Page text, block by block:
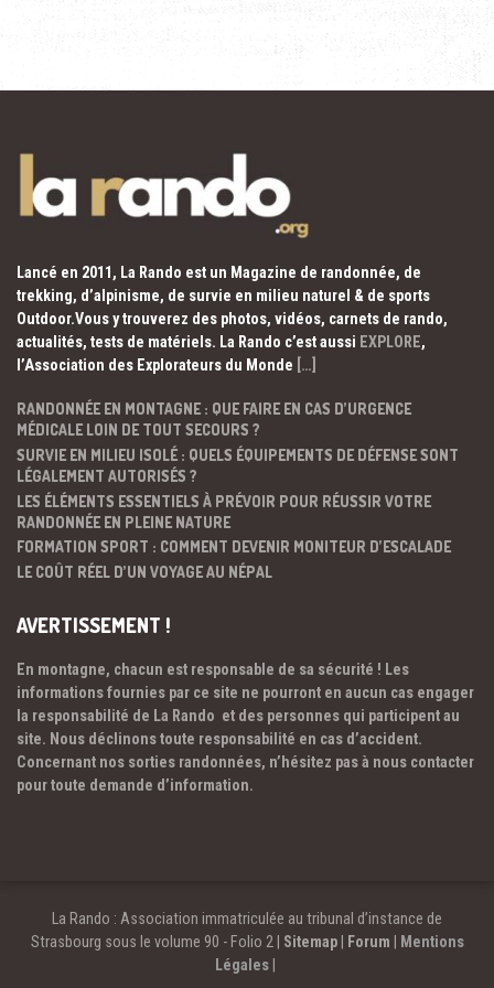
Lancé en 2011, La Rando est un Magazine de randonnée, de
trekking, d’alpinisme, de survie en milieu naturel & de sports
Outdoor.Vous y trouverez des photos, vidéos, carnets de rando,
actualités, tests de matériels. La Rando c’est aussi EXPLORE,
l’Association des Explorateurs du Monde […]
RANDONNÉE EN MONTAGNE : QUE FAIRE EN CAS D’URGENCE
MÉDICALE LOIN DE TOUT SECOURS ?
SURVIE EN MILIEU ISOLÉ : QUELS ÉQUIPEMENTS DE DÉFENSE SONT
LÉGALEMENT AUTORISÉS ?
LES ÉLÉMENTS ESSENTIELS À PRÉVOIR POUR RÉUSSIR VOTRE
RANDONNÉE EN PLEINE NATURE
FORMATION SPORT : COMMENT DEVENIR MONITEUR D’ESCALADE
LE COÛT RÉEL D’UN VOYAGE AU NÉPAL
AVERTISSEMENT !
En montagne, chacun est responsable de sa sécurité ! Les
informations fournies par ce site ne pourront en aucun cas engager
la responsabilité de La Rando et des personnes qui participent au
site. Nous déclinons toute responsabilité en cas d’accident.
Concernant nos sorties randonnées, n’hésitez pas à nous contacter
pour toute demande d’information.
La Rando : Association immatriculée au tribunal d’instance de
Strasbourg sous le volume 90 - Folio 2 | Sitemap| Forum
Mentions
Légales